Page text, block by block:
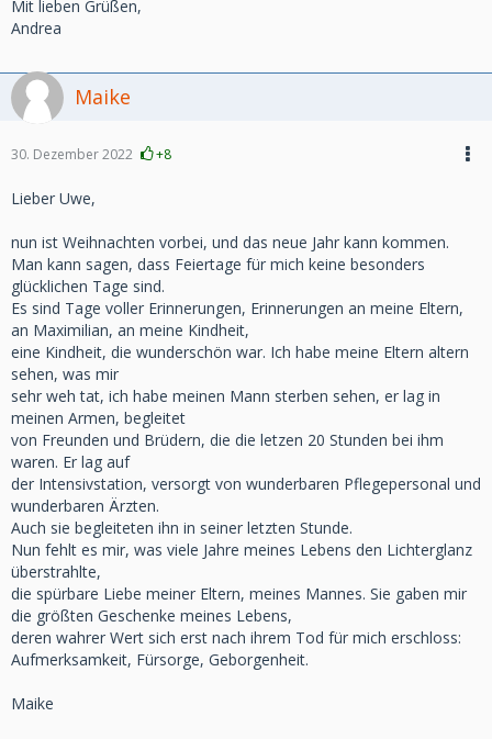
Mit lieben Grüßen,
Andrea
Maike
30. Dezember 2022 +8
Lieber Uwe,
nun ist Weihnachten vorbei, und das neue Jahr kann kommen.
Man kann sagen, dass Feiertage für mich keine besonders
glücklichen Tage sind.
Es sind Tage voller Erinnerungen, Erinnerungen an meine Eltern,
an Maximilian, an meine Kindheit,
eine Kindheit, die wunderschön war. Ich habe meine Eltern altern
sehen, was mir
sehr weh tat, ich habe meinen Mann sterben sehen, er lag in
meinen Armen, begleitet
von Freunden und Brüdern, die die letzen 20 Stunden bei ihm
waren. Er lag auf
der Intensivstation, versorgt von wunderbaren Pflegepersonal und
wunderbaren Ärzten.
Auch sie begleiteten ihn in seiner letzten Stunde.
Nun fehlt es mir, was viele Jahre meines Lebens den Lichterglanz
überstrahlte,
die spürbare Liebe meiner Eltern, meines Mannes. Sie gaben mir
die größten Geschenke meines Lebens,
deren wahrer Wert sich erst nach ihrem Tod für mich erschloss:
Aufmerksamkeit, Fürsorge, Geborgenheit.
Maike